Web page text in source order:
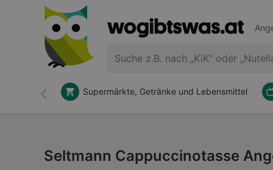
Zurück
Supermärkte, Getränke und Lebensmittel
Seltmann Cappuccinotasse